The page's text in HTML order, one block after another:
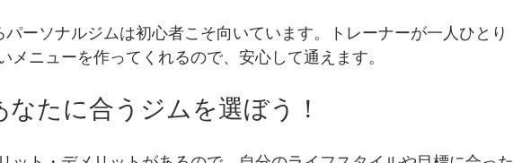
ーソナルジムは初心者こそ向いています。トレーナーが一人ひとり
メニューを作ってくれるので、安心して通えます。
たに合うジムを選ぼう！